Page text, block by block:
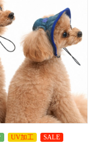
UV加工 SALE